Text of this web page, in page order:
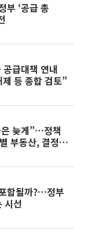
부 ‘공급 총
급대책 연내
등 종합 검토”
늦게”…정책
부동산, 결정적
함될까?…정부
시선